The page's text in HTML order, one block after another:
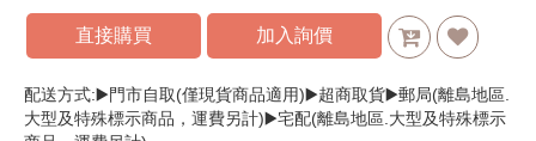
直接購買 加入詢價
配送方式:▶️門市自取(僅現貨商品適用)▶️超商取貨▶️郵局(離島地區.
大型及特殊標示商品，運費另計)▶️宅配(離島地區.大型及特殊標示